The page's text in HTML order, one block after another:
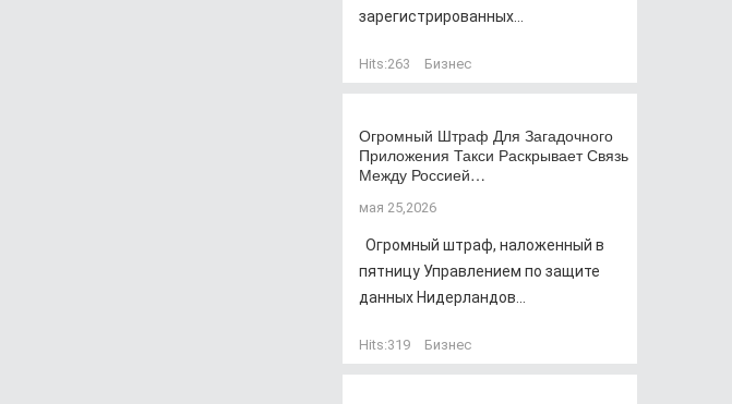
зарегистрированных...
Hits:263 Бизнес
Огромный Штраф Для Загадочного
Приложения Такси Раскрывает Связь
Между Россией…
мая 25,2026
Огромный штраф, наложенный в
пятницу Управлением по защите
данных Нидерландов...
Hits:319 Бизнес